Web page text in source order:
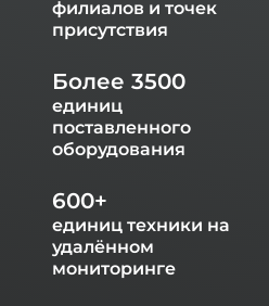
филиалов и точек
присутствия
Более 3500
единиц
поставленного
оборудования
600+
единиц техники на
удалённом
мониторинге